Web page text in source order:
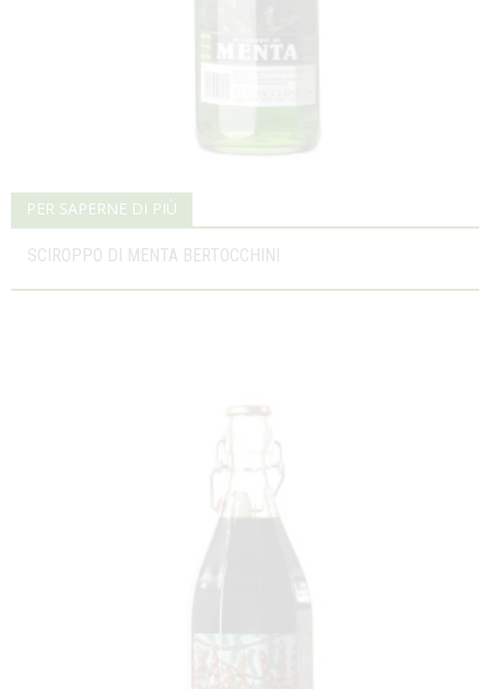
PER SAPERNE DI PIÙ
SCIROPPO DI MENTA BERTOCCHINI